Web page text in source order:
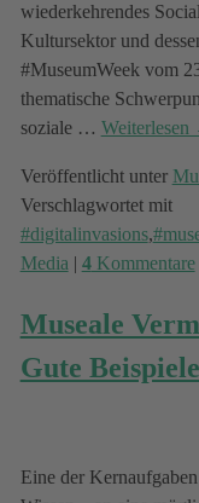
wiederkehrendes
Kultursektor und
#MuseumWeek vom
thematische
soziale … Weiterlesen
Veröffentlicht unter
Verschlagwortet mit
#digitalinvasions,
Media | 4Kommentare
Museale
Gute
Eine der